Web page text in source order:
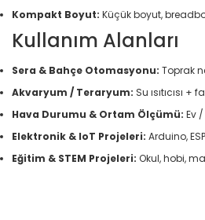
Kompakt Boyut: Küçük boyut,
Kullanım Alanları
Sera & Bahçe Otomasyonu: Toprak
Akvaryum / Teraryum: Su ısıtıcısı
Hava Durumu & Ortam Ölçümü: Ev
Elektronik & IoT Projeleri: Arduino,
Eğitim & STEM Projeleri: Okul, hobi,